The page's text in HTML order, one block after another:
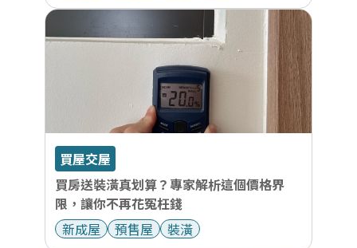
買屋交屋
買房送裝潢真划算？專家解析這個價格界
限，讓你不再花冤枉錢
新成屋
預售屋 裝潢